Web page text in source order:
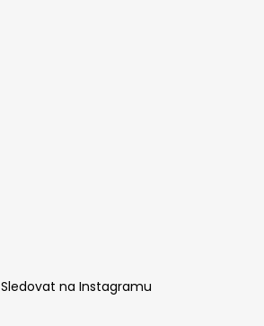
Sledovat na Instagramu